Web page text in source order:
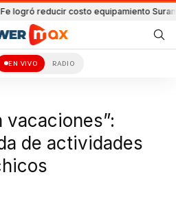
costo equipamiento Suramericanos
EN VIVO RADIO
vacaciones”:
de actividades